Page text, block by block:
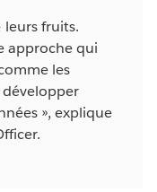
fruits.
approche qui
les
», explique